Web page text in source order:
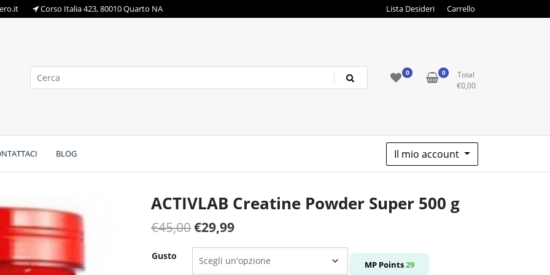
Corso Italia 423, 80010 Quarto NA Lista Desideri Carrello
0 0
Total
€0,00
BLOG Il mio account
ACTIVLAB Creatine Powder Super 500 g
€45,00Il
prezzo
originale
€29,99Il
prezzo
attuale
MP Points29
Gusto